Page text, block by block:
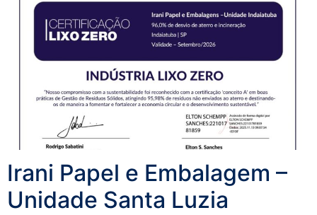
Irani Papel e Embalagem –
Unidade Santa Luzia